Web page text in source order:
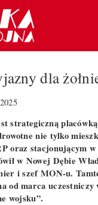
dla
strategiczną
nie tylko
oraz stacjonującym
w Nowej Dębie
i szef MON-u.
od marca
wojsku”.